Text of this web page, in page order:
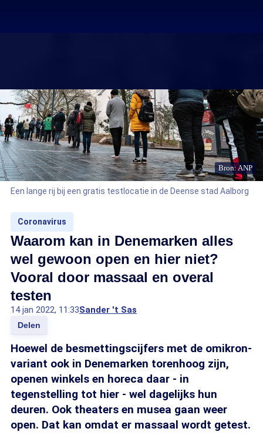
Bron: ANP
Een lange rij bij een gratis testlocatie in de Deense stad Aalborg
Coronavirus
Waarom kan in Denemarken alles
wel gewoon open en hier niet?
Vooral door massaal en overal
testen
14 jan 2022, 11:33Sander 't Sas
Delen
Hoewel de besmettingscijfers met de omikron-
variant ook in Denemarken torenhoog zijn,
openen winkels en horeca daar - in
tegenstelling tot hier - wel dagelijks hun
deuren. Ook theaters en musea gaan weer
open. Dat kan omdat er massaal wordt getest.